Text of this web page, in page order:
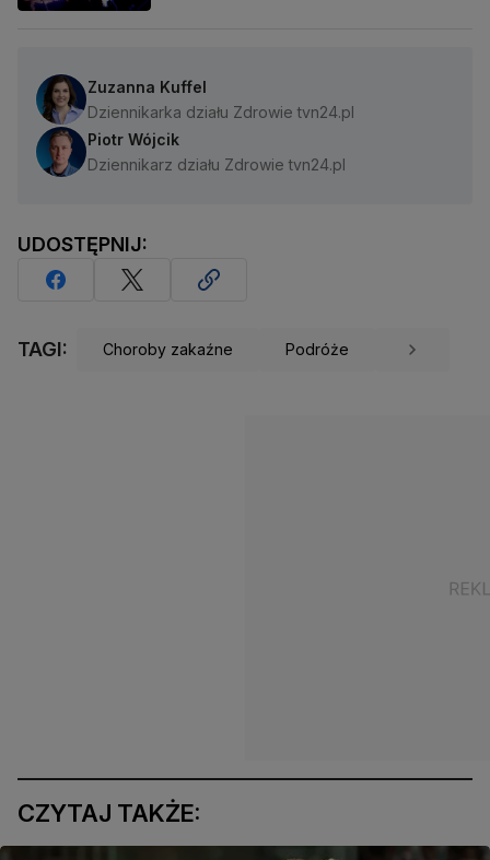
Zuzanna Kuffel
Dziennikarka działu Zdrowie tvn24.pl
Piotr Wójcik
Dziennikarz działu Zdrowie tvn24.pl
UDOSTĘPNIJ:
TAGI: Choroby zakaźne Podróże
CZYTAJ TAKŻE: